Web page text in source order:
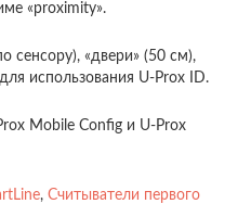
«proximity».
сенсору), «двери» (50 см),
использования U-Prox ID.
Mobile Config и U-Prox
, Считыватели первого